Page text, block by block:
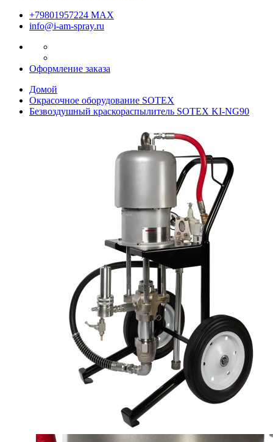
+79801957224 МАХ
info@i-am-spray.ru
Оформление заказа
Домой
Окрасочное оборудование SOTEX
Безвоздушный краскораспылитель SOTEX KI-NG90